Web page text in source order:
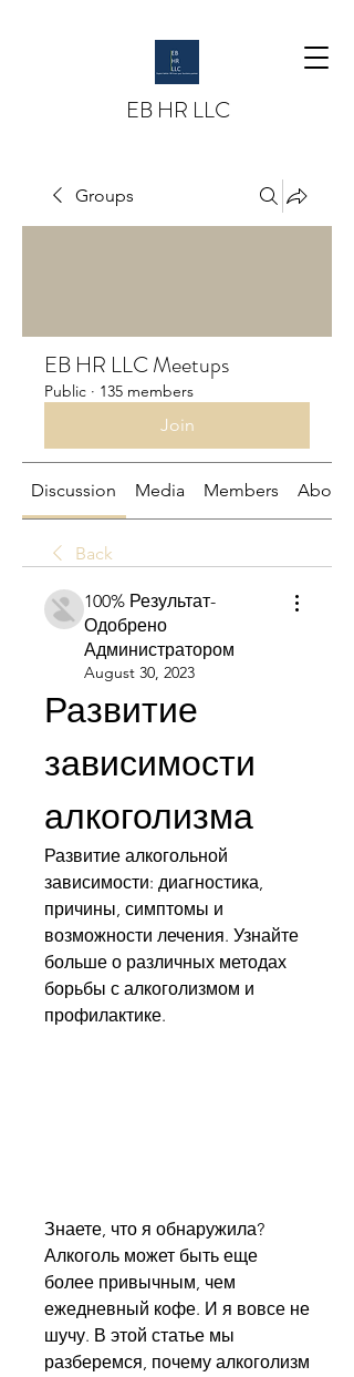
EB HR LLC
Groups
EB HR LLC Meetups
Public · 135 members
Join
Discussion Media Members About
Back
100% Результат-
Одобрено
Администратором
August 30, 2023
Развитие
зависимости
алкоголизма
Развитие алкогольной
зависимости: диагностика,
причины, симптомы и
возможности лечения. Узнайте
больше о различных методах
борьбы с алкоголизмом и
профилактике.
Знаете, что я обнаружила?
Алкоголь может быть еще
более привычным, чем
ежедневный кофе. И я вовсе не
шучу. В этой статье мы
разберемся, почему алкоголизм